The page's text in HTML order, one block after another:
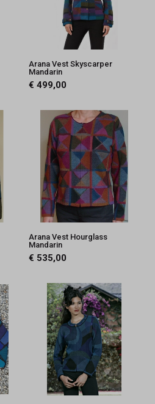
Arana Vest Skyscarper
Mandarin
€ 499,00
Arana Vest Hourglass
Mandarin
€ 535,00